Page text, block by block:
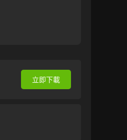
立即下載